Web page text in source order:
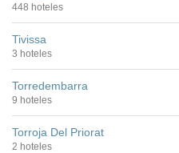
448 hoteles
Tivissa
3 hoteles
Torredembarra
9 hoteles
Torroja Del Priorat
2 hoteles